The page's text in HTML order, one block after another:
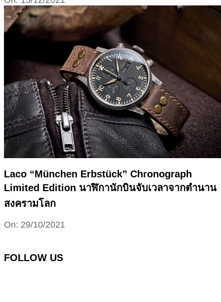
12-
15
Laco “München Erbstück” Chronograph
Limited Edition นาฬิกานักบินจับเวลาจากตำนาน
สงครามโลก
2021-
On: 29/10/2021
FOLLOW US